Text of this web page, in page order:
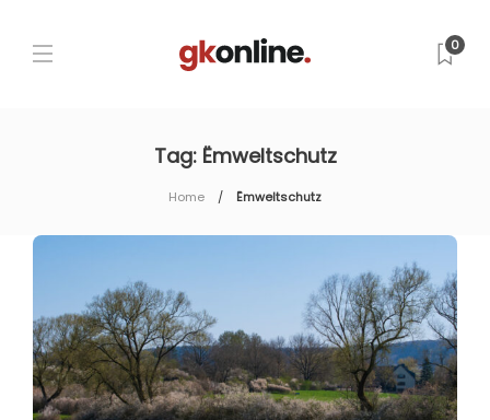
0
Tag: Ëmweltschutz
Home Ëmweltschutz